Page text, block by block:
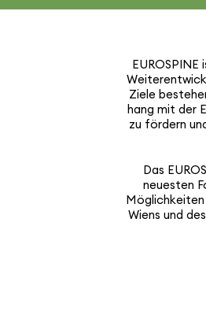
Ziele
hang mit der
zu fördern
Das
neuesten
Möglich­keiten
Wiens und